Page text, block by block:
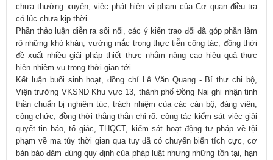
chưa thường xuyên; việc phát hiện vi phạm của Cơ quan điều tra
có lúc chưa kịp thời. ….
Phần thảo luận diễn ra sôi nổi, các ý kiến trao đổi đã góp phần làm
rõ những khó khăn, vướng mắc trong thực tiễn công tác, đồng thời
đề xuất nhiều giải pháp thiết thực nhằm nâng cao hiệu quả thực
hiện nhiệm vụ trong thời gian tới.
Kết luận buổi sinh hoạt, đồng chí Lê Văn Quang - Bí thư chi bộ,
Viện trưởng VKSND Khu vực 13, thành phố Đồng Nai ghi nhận tinh
thần chuẩn bị nghiêm túc, trách nhiệm của các cán bộ, đảng viên,
công chức; đồng thời thẳng thắn chỉ rõ: công tác kiểm sát việc giải
quyết tin báo, tố giác, THQCT, kiểm sát hoạt động tư pháp về tội
phạm về ma túy thời gian qua tuy đã có chuyển biến tích cực, cơ
bản bảo đảm đúng quy định của pháp luật nhưng những tồn tại, hạn